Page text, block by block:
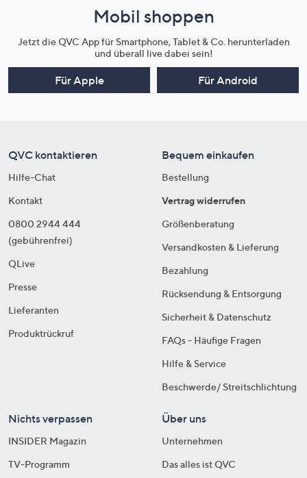
Mobil shoppen
Jetzt die QVC App für Smartphone, Tablet & Co. herunterladen
und überall live dabei sein!
Für Apple Für Android
QVC kontaktieren
Hilfe-Chat
Kontakt
0800 2944 444
(gebührenfrei)
QLive
Presse
Lieferanten
Produktrückruf
Bequem einkaufen
Bestellung
Vertrag widerrufen
Größenberatung
Versandkosten & Lieferung
Bezahlung
Rücksendung & Entsorgung
Sicherheit & Datenschutz
FAQs - Häufige Fragen
Hilfe & Service
Beschwerde/ Streitschlichtung
Nichts verpassen
INSIDER Magazin
TV-Programm
Über uns
Unternehmen
Das alles ist QVC